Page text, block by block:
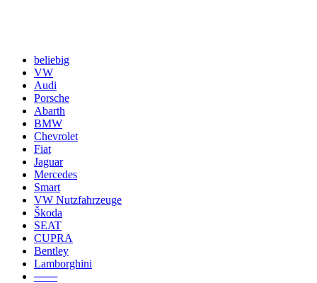
beliebig
VW
Audi
Porsche
Abarth
BMW
Chevrolet
Fiat
Jaguar
Mercedes
Smart
VW Nutzfahrzeuge
Škoda
SEAT
CUPRA
Bentley
Lamborghini
───